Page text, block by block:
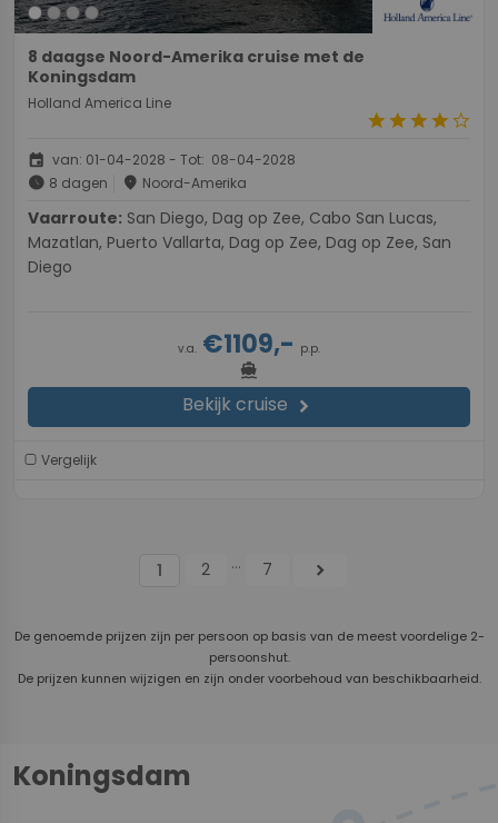
8 daagse Noord-Amerika cruise met de
Koningsdam
Holland America Line
starstarstarstarstar_border
event van: 01-04-2028 - Tot: 08-04-2028
schedule 8 dagen place Noord-Amerika
Vaarroute:
Mazatlan, Puerto Vallarta, Dag op Zee, Dag op Zee, San
Diego
v.a. €1109,- p.p.
directions_boat
Bekijk cruise chevron_right
Vergelijk
1 2 ... 7 chevron_right
De genoemde prijzen zijn per persoon op basis van de meest voordelige 2-
persoonshut.
De prijzen kunnen wijzigen en zijn onder voorbehoud van beschikbaarheid.
Koningsdam